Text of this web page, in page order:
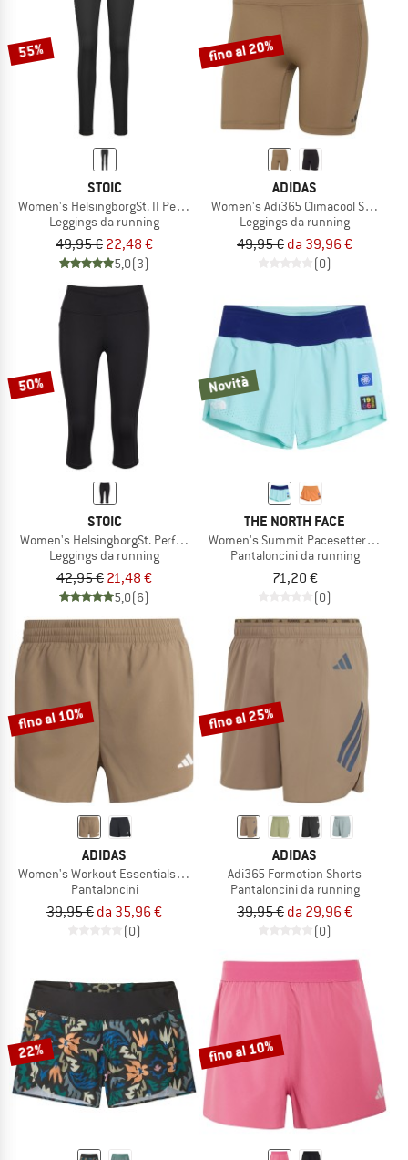
55%
STOIC
Women's HelsingborgSt. II Performance Tights
Leggings da running
49,95 € 22,48 €
5,0(3)
fino al 20%
ADIDAS
Women's Adi365 Climacool Short
Leggings da running
49,95 € da 39,96 €
(0)
50%
STOIC
Women's HelsingborgSt. Performance 3/4 Tights II
Leggings da running
42,95 € 21,48 €
5,0(6)
Novità
THE NORTH FACE
Women's Summit Pacesetter Short
Pantaloncini da running
71,20 €
(0)
fino al 10%
ADIDAS
Women's Workout Essentials 2In1 Shorts
Pantaloncini
39,95 € da 35,96 €
(0)
fino al 25%
ADIDAS
Adi365 Formotion Shorts
Pantaloncini da running
39,95 € da 29,96 €
(0)
22% fino al 10%